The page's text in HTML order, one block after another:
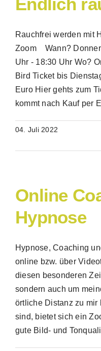
Rauchfrei werden mit
Zoom Wann?
Uhr - 18:30 Uhr Wo?
Bird Ticket bis
Euro Hier gehts zum
kommt nach Kauf
04. Juli 2022
Online
Hypnose
Hypnose, Coaching
online bzw. über
diesen besonderen
sondern auch um
örtliche Distanz zu mir
sind, bietet sich ein
gute Bild- und